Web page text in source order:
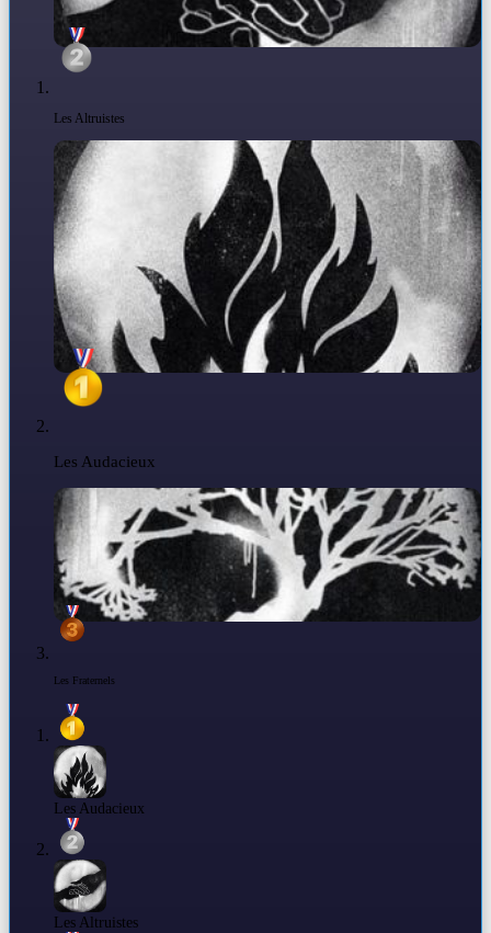
Les Altruistes
Les Audacieux
Les Fraternels
Les Audacieux
Les Altruistes